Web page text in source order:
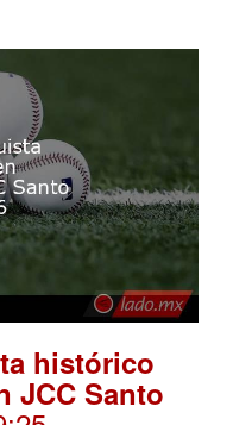
histórico
JCC Santo